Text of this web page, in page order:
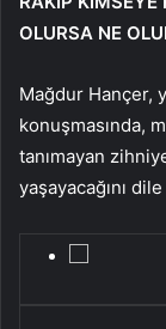
OLURSA NE
Mağdur Hançer,
konuşmasında,
tanımayan
yaşayacağını